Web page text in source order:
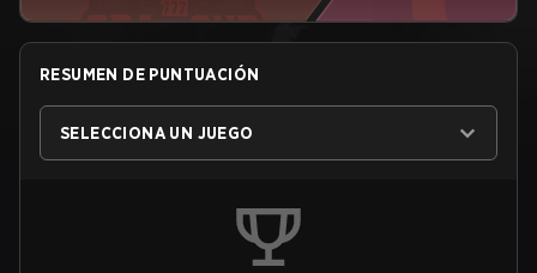
RESUMEN DE PUNTUACIÓN
SELECCIONA UN JUEGO